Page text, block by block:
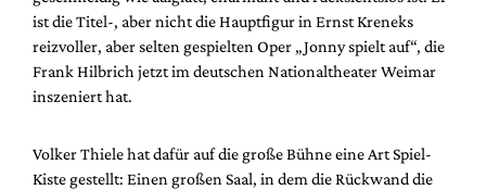
Shop / Abo
Newsletter
Redaktion
Autor:innen
Mediadaten
ist die Titel-, aber nicht die Hauptfigur in Ernst Kreneks
reizvoller, aber selten gespielten Oper „Jonny spielt auf“, die
Frank Hilbrich jetzt im deutschen Nationaltheater Weimar
inszeniert hat.
Volker Thiele hat dafür auf die große Bühne eine Art Spiel-
Kiste gestellt: Einen großen Saal, in dem die Rückwand die